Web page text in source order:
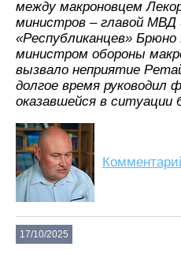
между макроновцем
министров – главой МВД
«Республиканцев»
министром обороны
вызвало неприятие
долгое время руководил
оказавшейся в ситуации
17/10/2025